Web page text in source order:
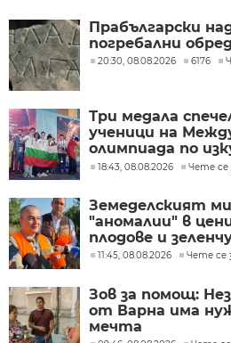
Прабългарски
погребални
20:30, 08.08.2026 6176
Три медала
ученици на
олимпиада по
в Казахстан
18:43, 08.08.2026 Чете се
Земеделският
"аномалии" в
плодове и
11:45, 08.08.2026 Чете се
Зов за помощ:
от Варна има
мечта